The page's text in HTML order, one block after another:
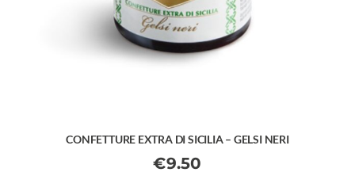
CONFETTURE EXTRA DI SICILIA – GELSI NERI
€9.50